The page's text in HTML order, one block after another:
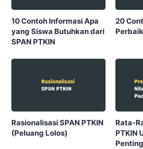
10 Contoh Informasi Apa
yang Siswa Butuhkan dari
SPAN PTKIN
20
Rasionalisasi SPAN PTKIN
(Peluang Lolos)
Rata-
PTKIN